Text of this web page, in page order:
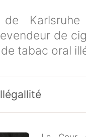
de
tabac oral